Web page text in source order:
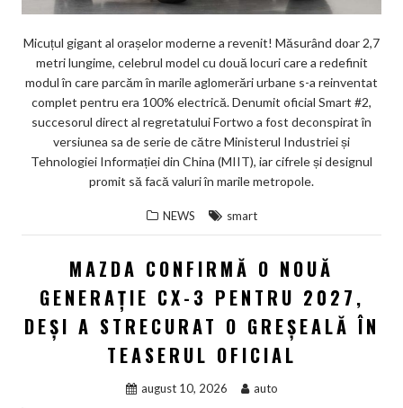
Micuțul gigant al orașelor moderne a revenit! Măsurând doar 2,7
metri lungime, celebrul model cu două locuri care a redefinit
modul în care parcăm în marile aglomerări urbane s-a reinventat
complet pentru era 100% electrică. Denumit oficial Smart #2,
succesorul direct al regretatului Fortwo a fost deconspirat în
versiunea sa de serie de către Ministerul Industriei și
Tehnologiei Informației din China (MIIT), iar cifrele și designul
promit să facă valuri în marile metropole.
NEWS smart
MAZDA CONFIRMĂ O NOUĂ
GENERAȚIE CX-3 PENTRU 2027,
DEȘI A STRECURAT O GREȘEALĂ ÎN
TEASERUL OFICIAL
august 10, 2026 auto